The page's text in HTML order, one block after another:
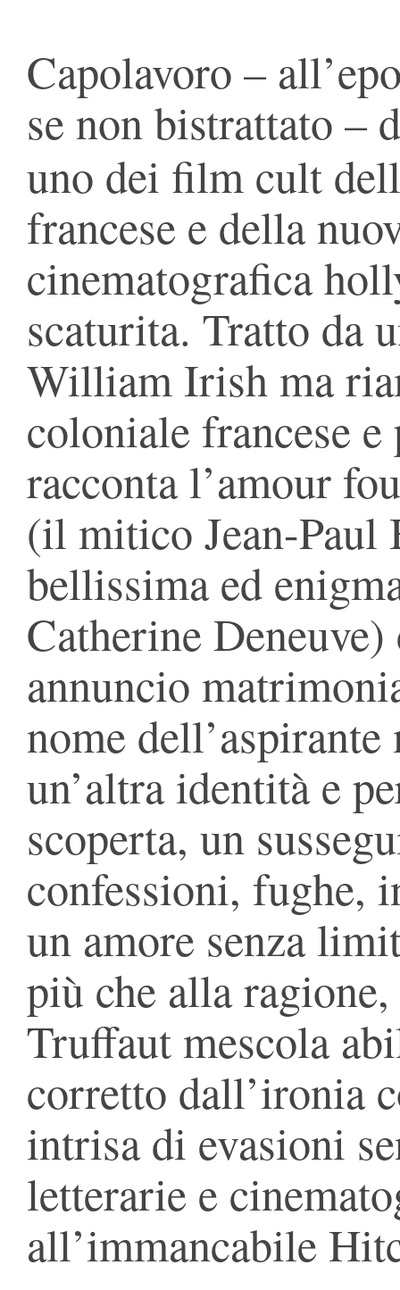
Capolavoro –
se non bistrattato –
uno dei film cult
francese e della
cinematografica
scaturita. Tratto da
William Irish ma
coloniale francese
racconta l’amour
(il mitico Jean-Paul
bellissima ed
Catherine
annuncio
nome
un’altra identità e
scoperta, un
confessioni, fughe,
un amore senza
più che alla
Truffaut mescola
corretto dall’ironia
intrisa di evasioni
letterarie e
all’immancabile